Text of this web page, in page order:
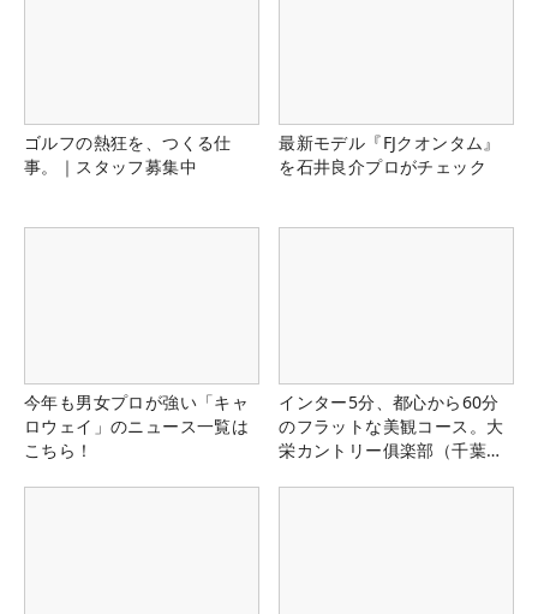
ゴルフの熱狂を、つくる仕
事。｜スタッフ募集中
最新モデル『FJクオンタム』
を石井良介プロがチェック
今年も男女プロが強い「キャ
ロウェイ」のニュース一覧は
こちら！
インター5分、都心から60分
のフラットな美観コース。大
栄カントリー俱楽部（千葉